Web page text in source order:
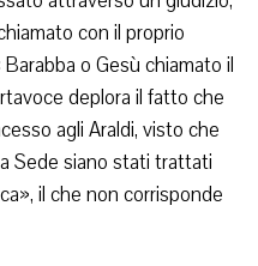
con il proprio
o Gesù chiamato il
deplora il fatto che
agli Araldi, visto che
Sede siano stati trattati
il che non corrisponde